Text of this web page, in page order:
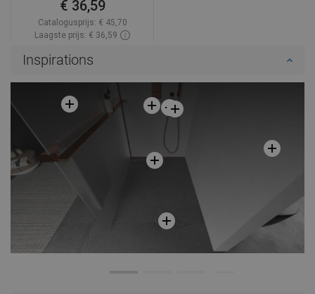
€ 36,59
Catalogusprijs: € 45,70
Laagste prijs: € 36,59
Favoriet
Vergelijk
Inspirations